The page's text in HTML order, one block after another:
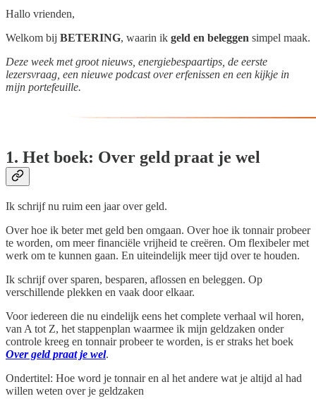
Hallo vrienden,
Welkom bij BETERING, waarin ik geld en beleggen simpel maak.
Deze week met groot nieuws, energiebespaartips, de eerste
lezersvraag, een nieuwe podcast over erfenissen en een kijkje in
mijn portefeuille.
1. Het boek: Over geld praat je wel
Ik schrijf nu ruim een jaar over geld.
Over hoe ik beter met geld ben omgaan. Over hoe ik tonnair probeer
te worden, om meer financiële vrijheid te creëren. Om flexibeler met
werk om te kunnen gaan. En uiteindelijk meer tijd over te houden.
Ik schrijf over sparen, besparen, aflossen en beleggen. Op
verschillende plekken en vaak door elkaar.
Voor iedereen die nu eindelijk eens het complete verhaal wil horen,
van A tot Z, het stappenplan waarmee ik mijn geldzaken onder
controle kreeg en tonnair probeer te worden, is er straks het boek
Over geld praat je wel.
Ondertitel: Hoe word je tonnair en al het andere wat je altijd al had
willen weten over je geldzaken